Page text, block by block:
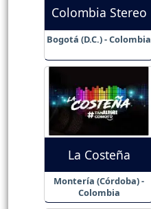
Colombia Stereo
Bogotá (D.C.) - Colombia
La Costeña
Montería (Córdoba) -
Colombia